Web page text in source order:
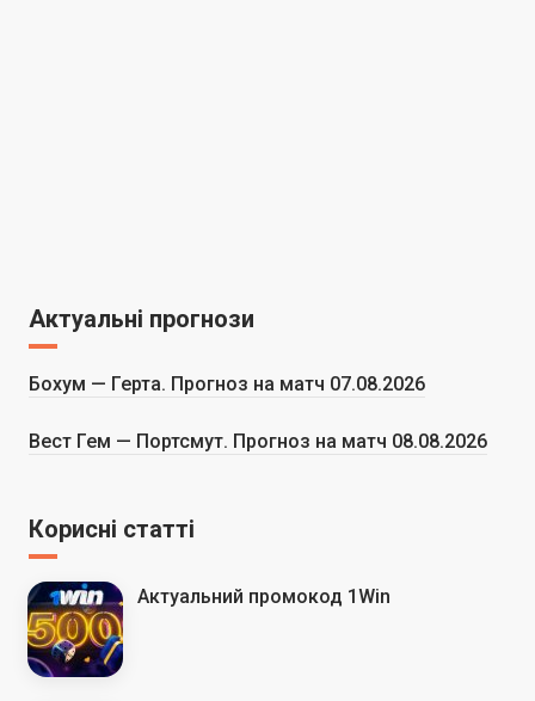
Актуальні прогнози
Бохум — Герта. Прогноз на матч 07.08.2026
Вест Гем — Портсмут. Прогноз на матч 08.08.2026
Корисні статті
Актуальний промокод 1Win